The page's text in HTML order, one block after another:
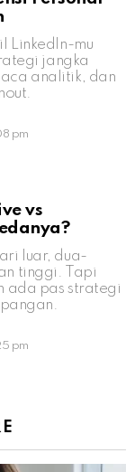
LinkedIn-mu
jangka
analitik, dan
pm
vs
luar, dua-
tinggi. Tapi
ada pas strategi
pm